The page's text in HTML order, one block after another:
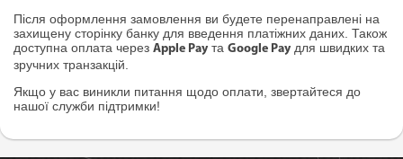
Після оформлення замовлення ви будете перенаправлені на
захищену сторінку банку для введення платіжних даних. Також
доступна оплата через Apple Pay та Google Pay для швидких та
зручних транзакцій.
Якщо у вас виникли питання щодо оплати, звертайтеся до
нашої служби підтримки!